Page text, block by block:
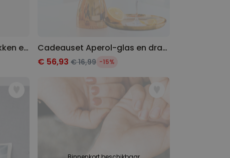
Cadeauset huisdierensokken en sleutelhanger
Cadeauset Aperol-glas en dranktoren
€ 56,93 € 16,99 -15%